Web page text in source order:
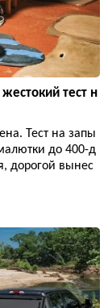
тест н
Тест на запы
до 400-д
дорогой вынес